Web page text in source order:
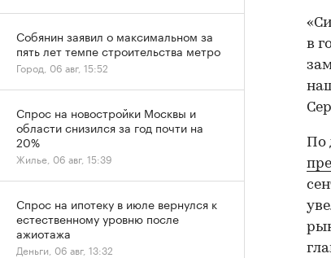
в
По
Собянин заявил о максимальном за
пять лет темпе строительства метро
Город, 06 авг, 15:52
Спрос на новостройки Москвы и
области снизился за год почти на
20%
Жилье, 06 авг, 15:39
Спрос на ипотеку в июле вернулся к
естественному уровню после
ажиотажа
Деньги, 06 авг, 13:32